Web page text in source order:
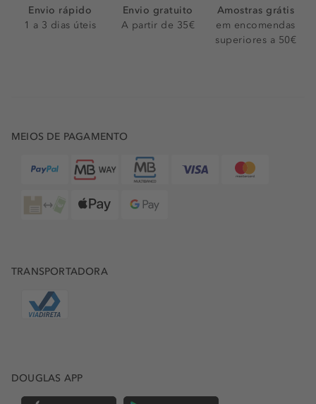
Envio rápido
1 a 3 dias úteis
Envio gratuito
A partir de 35€
Amostras grátis
em encomendas
superiores a 50€
MEIOS DE PAGAMENTO
TRANSPORTADORA
DOUGLAS APP